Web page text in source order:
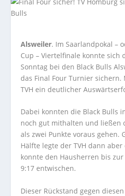
Alsweiler. Im Saarlandpokal –
Cup – Viertelfinale konnte sich
Sonntag bei den Black Bulls
das Final Four Turnier sichern.
TVH ein deutlicher
Dabei konnten die Black Bulls
noch gut mithalten und ließen
als zwei Punkte voraus gehen.
Hälfte legte der TVH dann
konnte den Hausherren bis
9:17 entwischen.
Dieser Rückstand gegen